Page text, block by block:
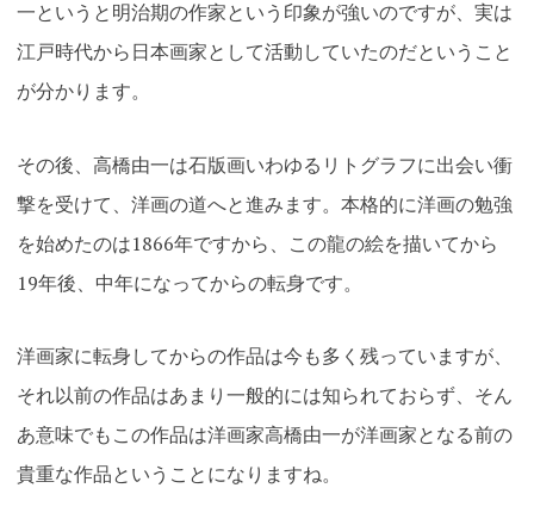
一というと明治期の作家という印象が強いのですが、実は
江戸時代から日本画家として活動していたのだということ
が分かります。
その後、高橋由一は石版画いわゆるリトグラフに出会い衝
撃を受けて、洋画の道へと進みます。本格的に洋画の勉強
を始めたのは1866年ですから、この龍の絵を描いてから
19年後、中年になってからの転身です。
洋画家に転身してからの作品は今も多く残っていますが、
それ以前の作品はあまり一般的には知られておらず、そん
あ意味でもこの作品は洋画家高橋由一が洋画家となる前の
貴重な作品ということになりますね。